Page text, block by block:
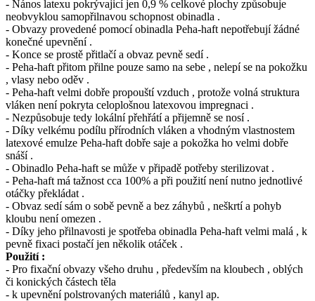
- Nános latexu pokrývajicí jen 0,9 % celkové plochy způsobuje
neobvyklou samopřilnavou schopnost obinadla .
- Obvazy provedené pomocí obinadla Peha-haft nepotřebují žádné
konečné upevnění .
- Konce se prostě přitlačí a obvaz pevně sedí .
- Peha-haft přitom přilne pouze samo na sebe , nelepí se na pokožku
, vlasy nebo oděv .
- Peha-haft velmi dobře propouští vzduch , protože volná struktura
vláken není pokryta celoplošnou latexovou impregnaci .
- Nezpůsobuje tedy lokální přehřátí a přijemně se nosí .
- Díky velkému podílu přírodních vláken a vhodným vlastnostem
latexové emulze Peha-haft dobře saje a pokožka ho velmi dobře
snáší .
- Obinadlo Peha-haft se může v připadě potřeby sterilizovat .
- Peha-haft má tažnost cca 100% a při použití není nutno jednotlivé
otáčky překládat .
- Obvaz sedí sám o sobě pevně a bez záhybů , neškrtí a pohyb
kloubu není omezen .
- Díky jeho přilnavosti je spotřeba obinadla Peha-haft velmi malá , k
pevně fixaci postačí jen několik otáček .
Použití :
- Pro fixační obvazy všeho druhu , především na kloubech , oblých
či konických částech těla
- k upevnění polstrovaných materiálů , kanyl ap.